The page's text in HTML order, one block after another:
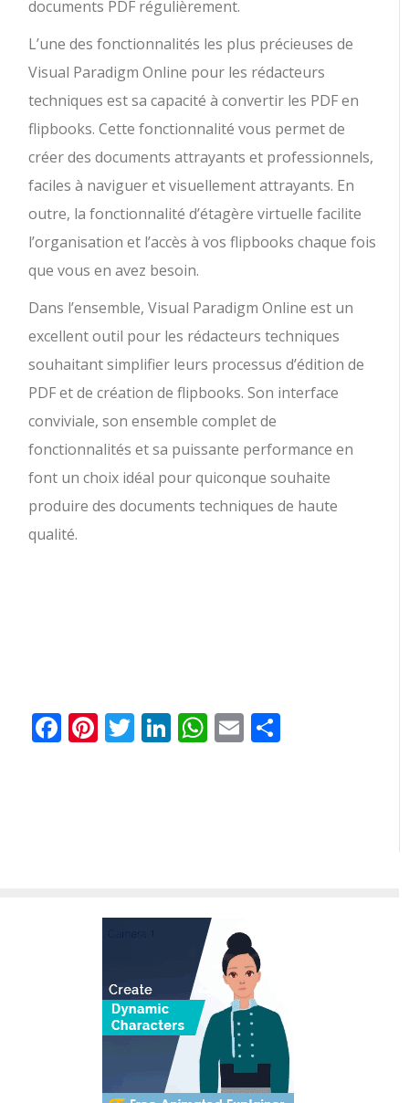
documents PDF régulièrement.
L’une des fonctionnalités les plus précieuses de
Visual Paradigm Online pour les rédacteurs
techniques est sa capacité à convertir les PDF en
flipbooks. Cette fonctionnalité vous permet de
créer des documents attrayants et professionnels,
faciles à naviguer et visuellement attrayants. En
outre, la fonctionnalité d’étagère virtuelle facilite
l’organisation et l’accès à vos flipbooks chaque fois
que vous en avez besoin.
Dans l’ensemble, Visual Paradigm Online est un
excellent outil pour les rédacteurs techniques
souhaitant simplifier leurs processus d’édition de
PDF et de création de flipbooks. Son interface
conviviale, son ensemble complet de
fonctionnalités et sa puissante performance en
font un choix idéal pour quiconque souhaite
produire des documents techniques de haute
qualité.
Facebook
Pinterest
Twitter
LinkedIn
WhatsApp
Email